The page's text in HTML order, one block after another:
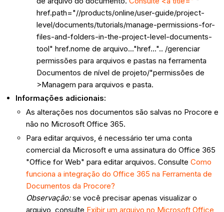
href.path="//products/online/user-guide/project-
level/documents/tutorials/manage-permissions-for-
files-and-folders-in-the-project-level-documents-
tool" href.nome de arquivo..."href...".. /gerenciar
permissões para arquivos e pastas na ferramenta
Documentos de nível de projeto/"permissões de
>Managem para arquivos e pasta.
Informações adicionais:
As alterações nos documentos são salvas no Procore e
não no Microsoft Office 365.
Para editar arquivos, é necessário ter uma conta
comercial da Microsoft e uma assinatura do Office 365
"Office for Web" para editar arquivos. ConsulteComo
funciona a integração do Office 365 na Ferramenta de
Documentos da Procore?
Observação:se você precisar apenas visualizar o
arquivo, consulte Exibir um arquivo no Microsoft Office